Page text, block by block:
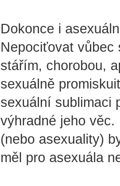
Dokonce i
Nepociťovat vůbec
stářím, chorobou,
sexuálně
sexuální sublimaci
výhradné jeho
(nebo asexuality)
měl pro asexuála